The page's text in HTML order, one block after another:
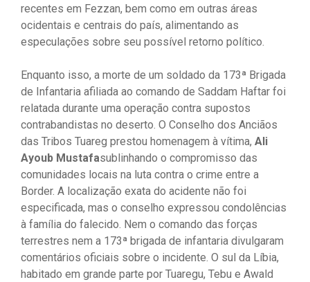
recentes em Fezzan, bem como em outras áreas
ocidentais e centrais do país, alimentando as
especulações sobre seu possível retorno político.
Enquanto isso, a morte de um soldado da 173ª Brigada
de Infantaria afiliada ao comando de Saddam Haftar foi
relatada durante uma operação contra supostos
contrabandistas no deserto. O Conselho dos Anciãos
das Tribos Tuareg prestou homenagem à vítima, Ali
Ayoub Mustafasublinhando o compromisso das
comunidades locais na luta contra o crime entre a
Border. A localização exata do acidente não foi
especificada, mas o conselho expressou condolências
à família do falecido. Nem o comando das forças
terrestres nem a 173ª brigada de infantaria divulgaram
comentários oficiais sobre o incidente. O sul da Líbia,
habitado em grande parte por Tuaregu, Tebu e Awald